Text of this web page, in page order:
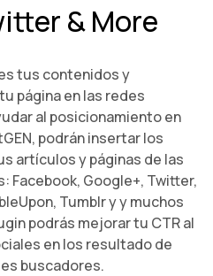
& More
tus contenidos y
página en las redes
al posicionamiento en
podrán insertar los
artículos y páginas de las
Facebook, Google+, Twitter,
Tumblr y y muchos
podrás mejorar tu CTR al
en los resultado de
buscadores.